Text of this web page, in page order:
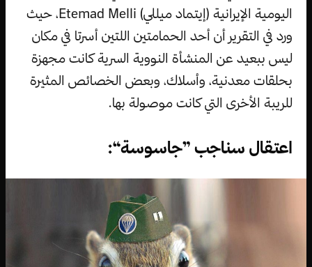
اليومية الإيرانية (إيتماد ميللي) Etemad Melli، حيث
ورد في التقرير أن أحد الحمامتين اللتين أسرتا في مكان
ليس ببعيد عن المنشأة النووية السرية كانت مجهزة
بحلقات معدنية، وأسلاك، وبعض الخصائص المثيرة
للريبة الأخرى التي كانت موصولة بها.
اعتقال سناجب ”جاسوسة“: